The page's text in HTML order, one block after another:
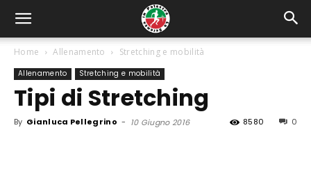
Home Allenamento Stretching e mobilità
Allenamento Stretching e mobilità
Tipi di Stretching
By Gianluca Pellegrino - 10 Giugno 2016 0
8580